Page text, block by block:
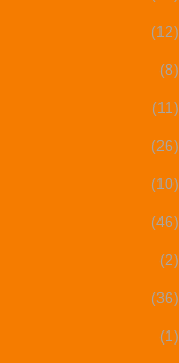
(12)
(8)
(11)
(26)
(10)
(46)
(2)
(36)
(1)